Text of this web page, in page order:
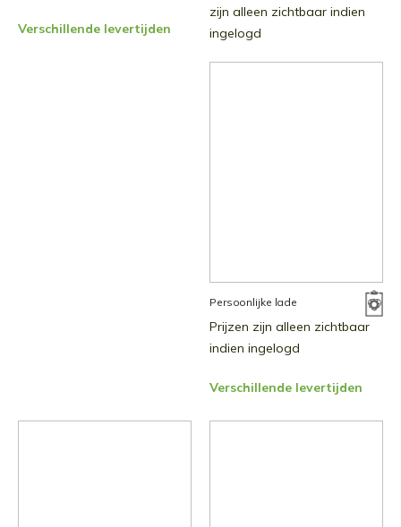
Verschillende levertijden
zijn alleen zichtbaar indien
ingelogd
Persoonlijke lade
Prijzen zijn alleen zichtbaar
indien ingelogd
Verschillende levertijden